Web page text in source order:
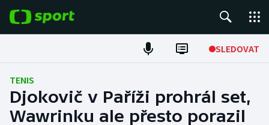
SLEDOVAT
Fotbal
Hokej
TENIS
Djokovič v Paříži prohrál set,
Wawrinku ale přesto porazil